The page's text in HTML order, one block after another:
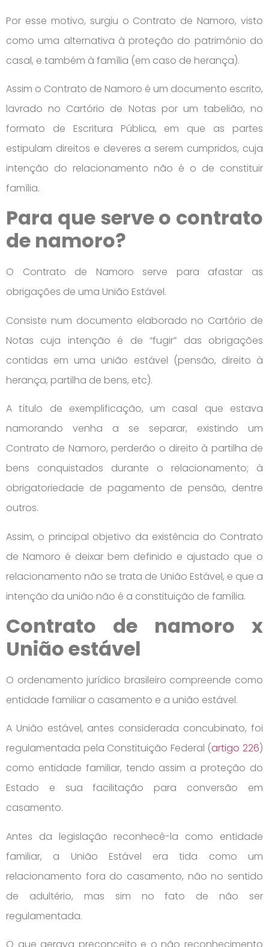
Por esse motivo, surgiu o Contrato de Namoro, visto
como uma alternativa à proteção do patrimônio do
casal, e também à família (em caso de herança).
Assim o Contrato de Namoro é um documento escrito,
lavrado no Cartório de Notas por um tabelião, no
formato de Escritura Pública, em que as partes
estipulam direitos e deveres a serem cumpridos, cuja
intenção do relacionamento não é o de constituir
família.
Para que serve o contrato
de namoro?
O Contrato de Namoro serve para afastar as
obrigações de uma União Estável.
Consiste num documento elaborado no Cartório de
Notas cuja intenção é de “fugir” das obrigações
contidas em uma união estável (pensão, direito à
herança, partilha de bens, etc).
A título de exemplificação, um casal que estava
namorando venha a se separar, existindo um
Contrato de Namoro, perderão o direito à partilha de
bens conquistados durante o relacionamento; à
obrigatoriedade de pagamento de pensão, dentre
outros.
Assim, o principal objetivo da existência do Contrato
de Namoro é deixar bem definido e ajustado que o
relacionamento não se trata de União Estável, e que a
intenção da união não é a constituição de família.
Contrato de namoro x
União estável
O ordenamento jurídico brasileiro compreende como
entidade familiar o casamento e a união estável.
A União estável, antes considerada concubinato, foi
regulamentada pela Constituição Federal (artigo 226)
como entidade familiar, tendo assim a proteção do
Estado e sua facilitação para conversão em
casamento.
Antes da legislação reconhecê-la como entidade
familiar, a União Estável era tida como um
relacionamento fora do casamento, não no sentido
de adultério, mas sim no fato de não ser
regulamentada.